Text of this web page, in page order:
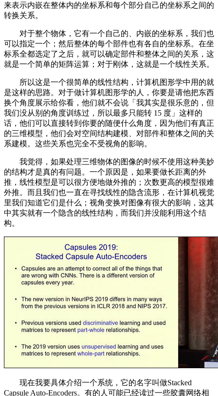
来表示内嵌在整体内的坐标系和每个部分自己的坐标系之间的
转换关系。
对于整个物体，它有一个自己的、内嵌的坐标系，我们也
可以指定一个；然后整体的每个部件也有各自的坐标系。在坐
标系全都选定了之后，就可以确定部件和整体之间的关系，这
就是一个简单的矩阵运算；对于刚体，这就是一个线性关系。
所以这是一个很简单的线性结构，计算机图形学中用的就
是这样的思路。对于做计算机图形学的人，你要是请他把东西
换个角度展示给你看，他们就不会说「我其实是很乐意的，但
我们没从别的角度训练过，所以最多只能转 15 度」这样的
话，他们可以直接转到你要的随便什么角度，因为他们有真正
的三维模型，他们会对空间结构建模、对部件和整体之间的关
系建模。这些关系也完全不受视角的影响。
我觉得，如果处理三维物体的图像的时候不使用这种美妙
的结构才是真的有问题。一个原因是，如果要做长距离的外
推，线性模型是可以很方便地做外推的；次数更高的模型很难
外推。而且我们也一直在寻找线性的隐含流形，在计算机视觉
里我们知道它们是什么；视角变换对图像有很大的影响，这其
中其实就有一个隐含的线性结构，而我们并没能利用这个结
构。
现在我要具体介绍一个系统，它的名字叫做Stacked
Capsule Auto-Encoders。有的人可能已经读过一些胶囊网络相